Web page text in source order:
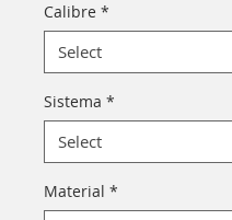
Calibre *
Sistema *
Material *